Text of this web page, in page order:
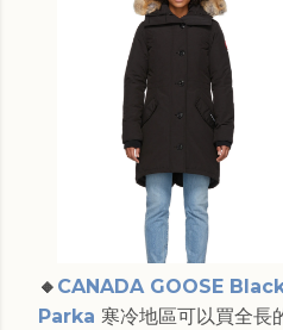
🔸 CANADA GOOSE
Parka 寒冷地區可以買全長